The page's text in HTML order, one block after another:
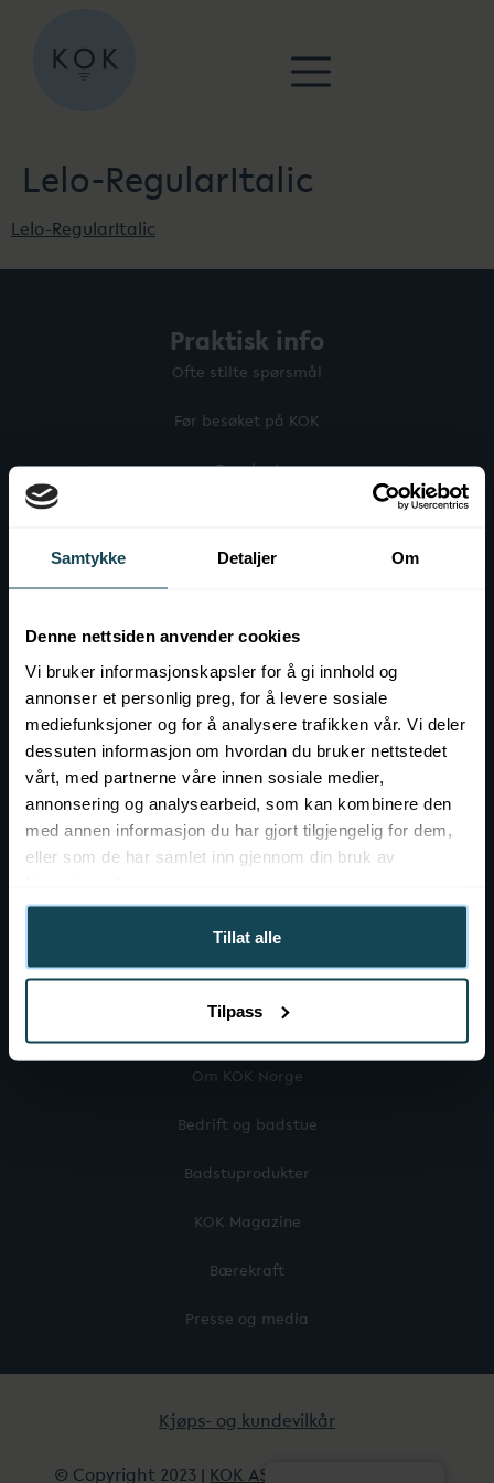
Samtykke Detaljer Om
Denne nettsiden anvender cookies
Vi bruker informasjonskapsler for å gi innhold og
annonser et personlig preg, for å levere sosiale
mediefunksjoner og for å analysere trafikken vår. Vi deler
dessuten informasjon om hvordan du bruker nettstedet
vårt, med partnerne våre innen sosiale medier,
annonsering og analysearbeid, som kan kombinere den
med annen informasjon du har gjort tilgjengelig for dem,
eller som de har samlet inn gjennom din bruk av
Tillat alle
Tilpass
Lelo-RegularItalic
Lelo-RegularItalic
Praktisk info
Ofte stilte spørsmål
Før besøket på KOK
Gavekort
Event hos KOK
Mer om KOK
Om KOK Norge
Bedrift og badstue
Badstuprodukter
KOK Magazine
Bærekraft
Presse og media
Kjøps- og kundevilkår
© Copyright 2023 | KOK AS